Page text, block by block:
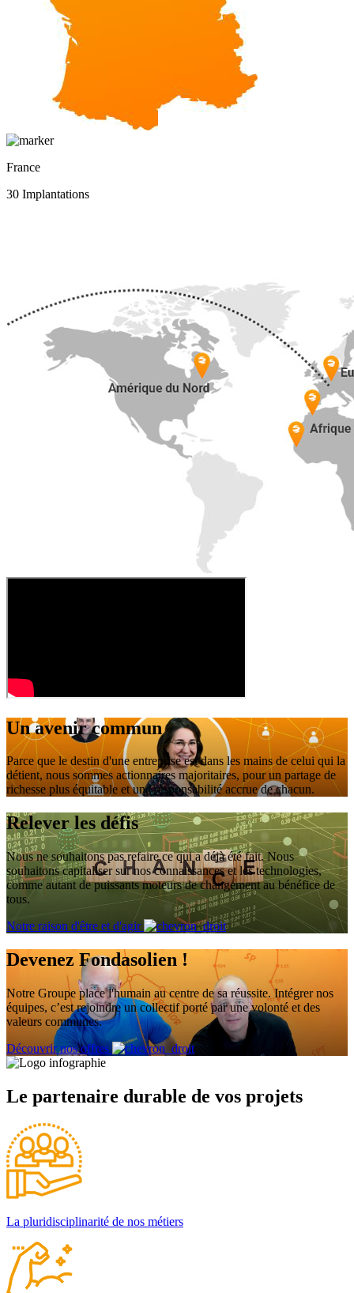
France
30 Implantations
Un avenir commun
Parce que le destin d'une entreprise est dans les mains de celui qui la
détient, nous sommes actionnaires majoritaires, pour un partage de
richesse plus équitable et une responsabilité accrue de chacun.
Relever les défis
Nous ne souhaitons pas refaire ce qui a déjà été fait. Nous
souhaitons capitaliser sur nos connaissances et les technologies,
comme autant de puissants moteurs de changement au bénéfice de
tous.
Notre raison d'être et d'agir
Devenez Fondasolien !
Notre Groupe place l'humain au centre de sa réussite. Intégrer nos
équipes, c’est rejoindre un collectif porté par une volonté et des
valeurs communes.
Découvrir nos offres
Le partenaire durable de vos projets
La pluridisciplinarité de nos métiers